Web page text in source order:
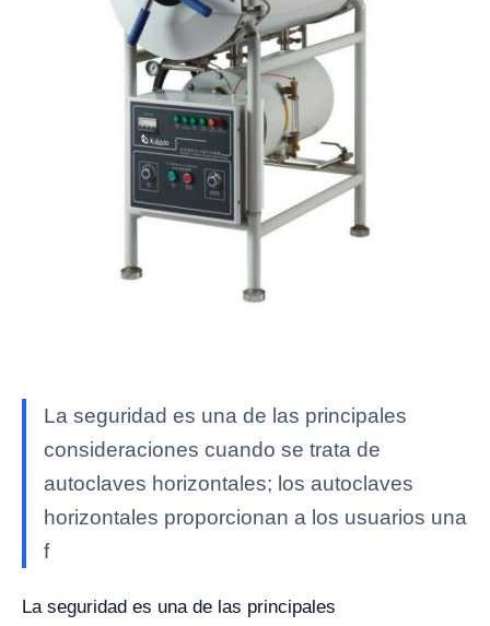
La seguridad es una de las principales
consideraciones cuando se trata de
autoclaves horizontales; los autoclaves
horizontales proporcionan a los usuarios una
f
La seguridad es una de las principales